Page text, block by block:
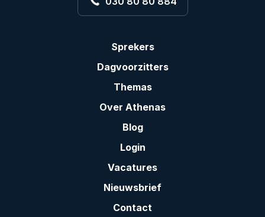
Sprekers
Dagvoorzitters
Themas
Over Athenas
Blog
Login
Vacatures
Nieuwsbrief
Contact